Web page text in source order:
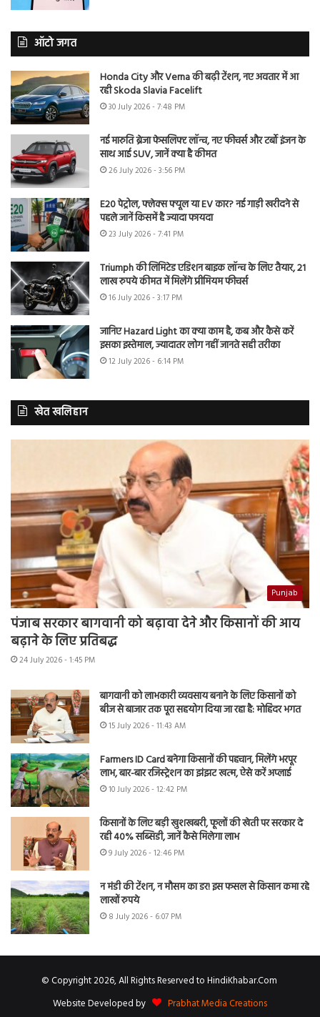
ऑटो जगत
Honda City और Verna की बढ़ी टेंशन, नए अवतार में आ
रही Skoda Slavia Facelift
30 July 2026 - 7:48 PM
नई मारुति ब्रेजा फेसलिफ्ट लॉन्च, नए फीचर्स और टर्बो इंजन के
साथ आई SUV, जानें क्या है कीमत
26 July 2026 - 3:56 PM
E20 पेट्रोल, फ्लेक्स फ्यूल या EV कार? नई गाड़ी खरीदने से
पहले जानें किसमें है ज्यादा फायदा
23 July 2026 - 7:41 PM
Triumph की लिमिटेड एडिशन बाइक लॉन्च के लिए तैयार, 21
लाख रुपये कीमत में मिलेंगे प्रीमियम फीचर्स
16 July 2026 - 3:17 PM
जानिए Hazard Light का क्या काम है, कब और कैसे करें
इसका इस्तेमाल, ज्यादातर लोग नहीं जानते सही तरीका
12 July 2026 - 6:14 PM
खेत खलिहान
Punjab
पंजाब सरकार बागवानी को बढ़ावा देने और किसानों की आय
बढ़ाने के लिए प्रतिबद्ध
24 July 2026 - 1:45 PM
बागवानी को लाभकारी व्यवसाय बनाने के लिए किसानों को
बीज से बाजार तक पूरा सहयोग दिया जा रहा है: मोहिंदर भगत
15 July 2026 - 11:43 AM
Farmers ID Card बनेगा किसानों की पहचान, मिलेंगे भरपूर
लाभ, बार-बार रजिस्ट्रेशन का झंझट खत्म, ऐसे करें अप्लाई
10 July 2026 - 12:42 PM
किसानों के लिए बड़ी खुशखबरी, फूलों की खेती पर सरकार दे
रही 40% सब्सिडी, जानें कैसे मिलेगा लाभ
9 July 2026 - 12:46 PM
न मंडी की टेंशन, न मौसम का डर! इस फसल से किसान कमा रहे
लाखों रुपये
8 July 2026 - 6:07 PM
© Copyright 2026, All Rights Reserved to HindiKhabar.Com
Website Developed by
Prabhat Media Creations